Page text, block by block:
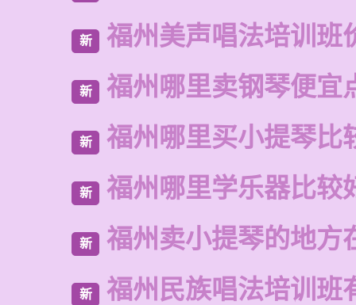
新 福州美声唱法培训班
新 福州哪里卖钢琴便宜
新 福州哪里买小提琴比
新 福州哪里学乐器比较
新 福州卖小提琴的地方
新 福州民族唱法培训班